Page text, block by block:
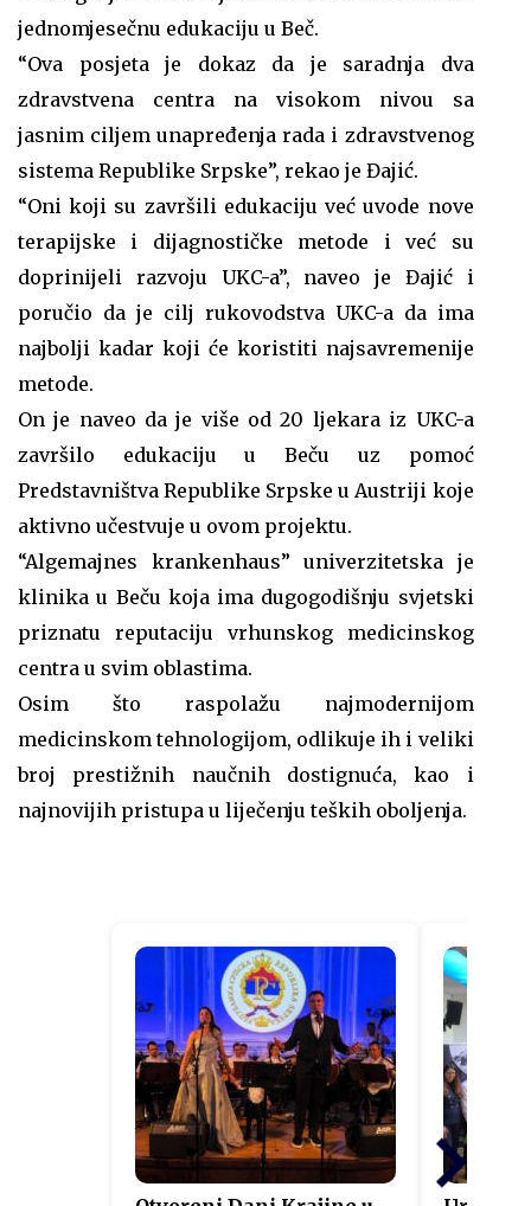
jednomjesečnu edukaciju u Beč.
“Ova posjeta je dokaz da je saradnja dva
zdravstvena centra na visokom nivou sa
jasnim ciljem unapređenja rada i zdravstvenog
sistema Republike Srpske”, rekao je Đajić.
“Oni koji su završili edukaciju već uvode nove
terapijske i dijagnostičke metode i već su
doprinijeli razvoju UKC-a”, naveo je Đajić i
poručio da je cilj rukovodstva UKC-a da ima
najbolji kadar koji će koristiti najsavremenije
metode.
On je naveo da je više od 20 ljekara iz UKC-a
završilo edukaciju u Beču uz pomoć
Predstavništva Republike Srpske u Austriji koje
aktivno učestvuje u ovom projektu.
“Algemajnes krankenhaus” univerzitetska je
klinika u Beču koja ima dugogodišnju svjetski
priznatu reputaciju vrhunskog medicinskog
centra u svim oblastima.
Osim što raspolažu najmodernijom
medicinskom tehnologijom, odlikuje ih i veliki
broj prestižnih naučnih dostignuća, kao i
najnovijih pristupa u liječenju teških oboljenja.